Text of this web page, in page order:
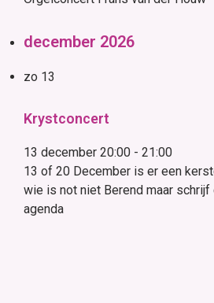
december 2026
zo 13
Krystconcert
13 december 20:00 - 21:00
13 of 20 December is er een
wie is not niet Berend maar
agenda